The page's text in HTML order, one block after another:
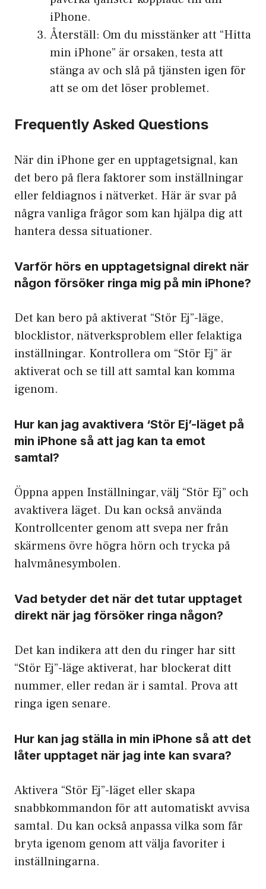
iPhone.
Återställ: Om du misstänker att “Hitta
min iPhone” är orsaken, testa att
stänga av och slå på tjänsten igen för
att se om det löser problemet.
Frequently Asked Questions
När din iPhone ger en upptagetsignal, kan
det bero på flera faktorer som inställningar
eller feldiagnos i nätverket. Här är svar på
några vanliga frågor som kan hjälpa dig att
hantera dessa situationer.
Varför hörs en upptagetsignal direkt när
någon försöker ringa mig på min iPhone?
Det kan bero på aktiverat “Stör Ej”-läge,
blocklistor, nätverksproblem eller felaktiga
inställningar. Kontrollera om “Stör Ej” är
aktiverat och se till att samtal kan komma
igenom.
Hur kan jag avaktivera ‘Stör Ej’-läget på
min iPhone så att jag kan ta emot
samtal?
Öppna appen Inställningar, välj “Stör Ej” och
avaktivera läget. Du kan också använda
Kontrollcenter genom att svepa ner från
skärmens övre högra hörn och trycka på
halvmånesymbolen.
Vad betyder det när det tutar upptaget
direkt när jag försöker ringa någon?
Det kan indikera att den du ringer har sitt
“Stör Ej”-läge aktiverat, har blockerat ditt
nummer, eller redan är i samtal. Prova att
ringa igen senare.
Hur kan jag ställa in min iPhone så att det
låter upptaget när jag inte kan svara?
Aktivera “Stör Ej”-läget eller skapa
snabbkommandon för att automatiskt avvisa
samtal. Du kan också anpassa vilka som får
bryta igenom genom att välja favoriter i
inställningarna.